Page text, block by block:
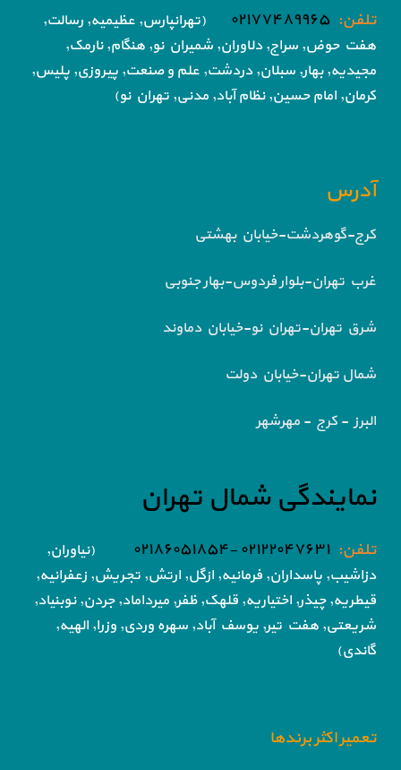
تلفن: ۰۲۱۷۷۴۸۹۹۶۵
(تهرانپارس, عظیمیه, رسالت,
هفت حوض, سراج, دلاوران, شمیران نو, هنگام, نارمک,
مجیدیه, بهار, سبلان, دردشت, علم و صنعت, پیروزی, پلیس,
کرمان, امام حسین, نظام آباد, مدنی, تهران نو)
آدرس
کرج-گوهردشت-خیابان بهشتی
غرب تهران-بلوار فردوس-بهار جنوبی
شرق تهران-تهران نو-خیابان دماوند
شمال تهران-خیابان دولت
البرز - کرج - مهرشهر
نمایندگی شمال تهران
تلفن: ۰۲۱۲۲۰۴۷۶۳۱ -۰۲۱۸۶۰۵۱۸۵۴
(نیاوران,
دزاشیب, پاسداران, فرمانیه, ازگل, ارتش, تجریش, زعفرانیه,
قیطریه, چیذر, اختیاریه, قلهک, ظفر, میرداماد, جردن, نوبنیاد,
شریعتی, هفت تیر, یوسف آباد, سهره وردی, وزرا, الهیه,
گاندی)
تعمیر اکثر برندها